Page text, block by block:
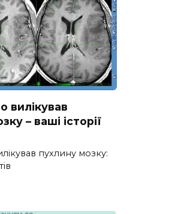
вилікував
– ваші історії
пухлину мозку: